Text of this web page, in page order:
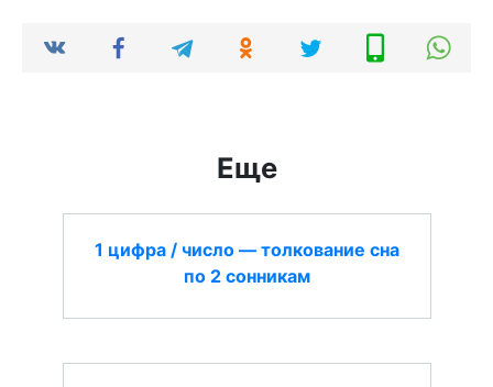
Еще
1 цифра / число — толкование сна
по 2 сонникам